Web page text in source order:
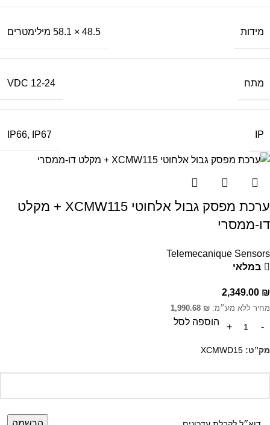
מידות 48.5 × 58.1 מילימטרים
מתח 12-24 VDC
IP
IP66, IP67
ערכת מפסק גבול אלחוטי XCMW115 + מקלט
דו-ממסרי
Telemecanique Sensors
במלאי
2,349.00 ₪
מחיר ללא מע״מ: 1,990.68 ₪
הוספה לסל
מק”ט: XCMWD15